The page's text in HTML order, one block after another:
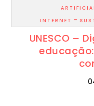
INTERNET -
UNESCO –